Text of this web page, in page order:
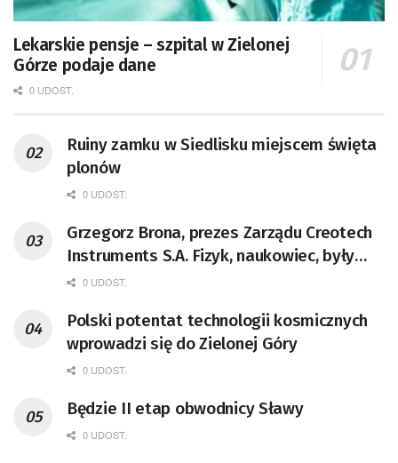
Lekarskie pensje – szpital w Zielonej
Górze podaje dane
0 UDOST.
Ruiny zamku w Siedlisku miejscem święta
plonów
0 UDOST.
Grzegorz Brona, prezes Zarządu Creotech
Instruments S.A. Fizyk, naukowiec, były
pracownik CERN w Genewie,
doktor habilitowany nauk fizycznych,
koordynator Rady Sektorowej ds.
Kompetencji Przemysłu Lotniczo-
Badań Kosmicznych i Satelitarnych PAN.
0 UDOST.
Polski potentat technologii kosmicznych
wprowadzi się do Zielonej Góry
0 UDOST.
Będzie II etap obwodnicy Sławy
0 UDOST.